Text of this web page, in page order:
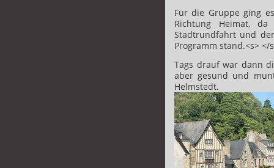
Für die Gruppe ging
Richtung Heimat,
Stadtrundfahrt und
Programm stand.<s> </
Tags drauf war dann
aber gesund und
Helmstedt.